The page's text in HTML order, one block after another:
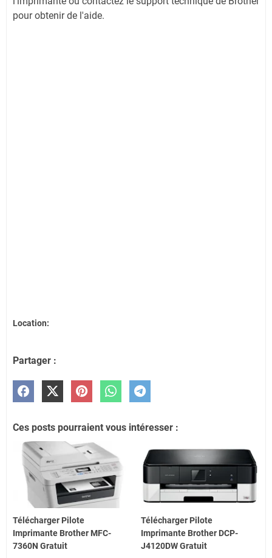
pour obtenir de l'aide.
Location:
Partager :
Ces posts pourraient vous intéresser :
Télécharger Pilote
Imprimante Brother MFC-
7360N Gratuit
Télécharger Pilote
Imprimante Brother DCP-
J4120DW Gratuit